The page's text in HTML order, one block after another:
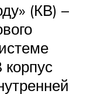
(КВ) –
корпус